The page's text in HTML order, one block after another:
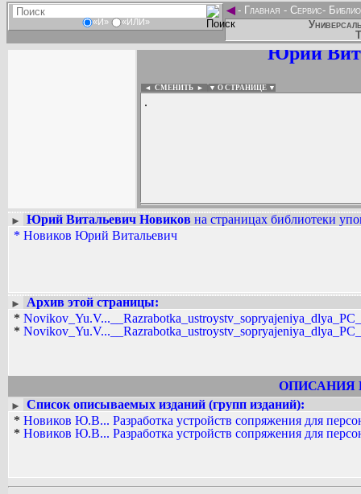
«И» «ИЛИ»
◄- Главная - Сервис-
Юрий
◄ СМЕНИТЬ ► ▼ О СТРАНИЦЕ ▼
.
Вадим Ершов...
► Юрий Витальевич Новиков на страницах библиотеки
* Новиков Юрий Витальевич
►
Архив этой страницы:
*
*
ОПИСАНИЯ
►
Список описываемых изданий (групп изданий):
* Новиков Ю.В... Разработка устройств сопряжения для
* Новиков Ю.В... Разработка устройств сопряжения для